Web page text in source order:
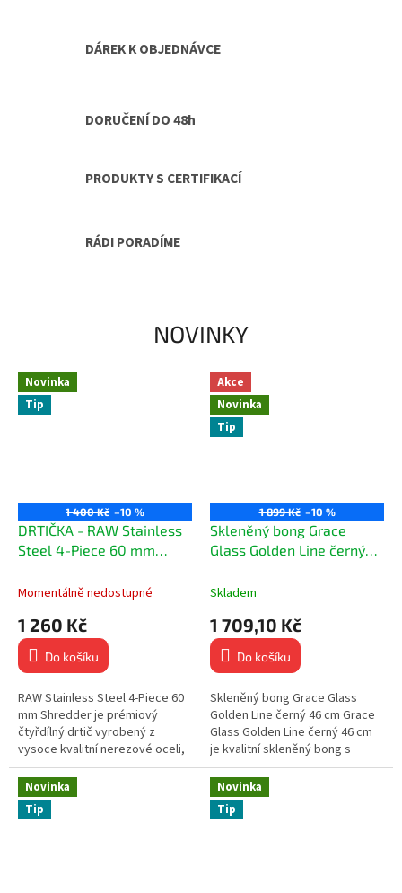
DÁREK K OBJEDNÁVCE
DORUČENÍ DO 48h
PRODUKTY S CERTIFIKACÍ
RÁDI PORADÍME
NOVINKY
Novinka
Tip
1 400 Kč –10 %
DRTIČKA - RAW Stainless
Steel 4-Piece 60 mm
Momentálně nedostupné
1 260 Kč
Do košíku
RAW Stainless Steel 4-Piece 60
mm Shredder je prémiový
čtyřdílný drtič vyrobený z
vysoce kvalitní nerezové oceli,
který nabízí mimořádnou
odolnost, precizní zpracování a
dlouhou...
Akce
Novinka
Tip
1 899 Kč –10 %
Skleněný bong Grace
Glass Golden Line černý
Skladem
1 709,10 Kč
Do košíku
Skleněný bong Grace Glass
Golden Line černý 46 cm Grace
Glass Golden Line černý 46 cm
je kvalitní skleněný bong s
elegantním designem, který
nabízí kombinaci odolného 5mm
skla...
Novinka
Tip
Novinka
Tip